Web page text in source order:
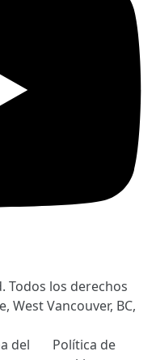
Todos los derechos
West Vancouver, BC,
del
Política de